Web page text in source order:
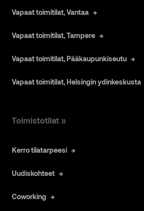
Vapaat toimitilat, Vantaa
Vapaat toimitilat, Tampere
Vapaat toimitilat, Pääkaupunkiseutu
Vapaat toimitilat, Helsingin ydinkeskusta
Toimistotilat »
Kerro tilatarpeesi
Uudiskohteet
Coworking